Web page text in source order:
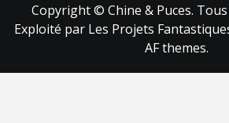
Copyright © Chine & Puces.
Exploité par Les Projets
AF themes.